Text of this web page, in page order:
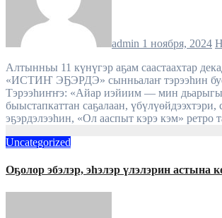
admin 1 ноября, 2024
Алтынньы 11 күнүгэр аҕам саастаахтар декадаларын түмүгэр
«ИСТИҤ ЭҔЭРДЭ» сынньалаҥ тэрээһин
Тэрээһиҥҥэ: «Айар иэйиим — мин
быыстапкаттан саҕалаан, үбүлүөйдээхтэри,
эҕэрдэлээһин, «Ол ааспыт кэрэ кэм» ретро
Uncategorized
Оҕолор эбэлэр, эһэлэр үлэлэрин астына